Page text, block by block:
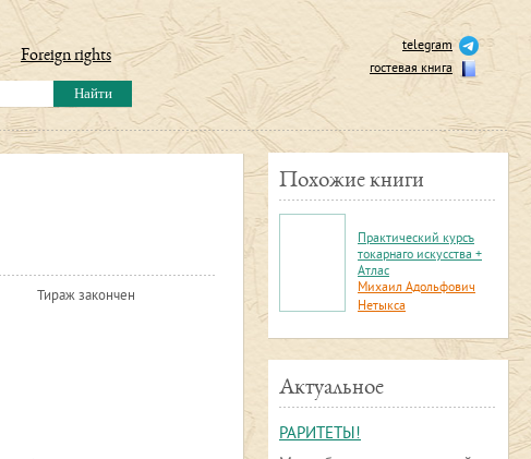
telegram
гостевая книга
Foreign rights
Тираж закончен
Похожие книги
Практический курсъ
токарнаго искусства +
Атлас
Михаил Адольфович
Нетыкса
Актуальное
РАРИТЕТЫ!